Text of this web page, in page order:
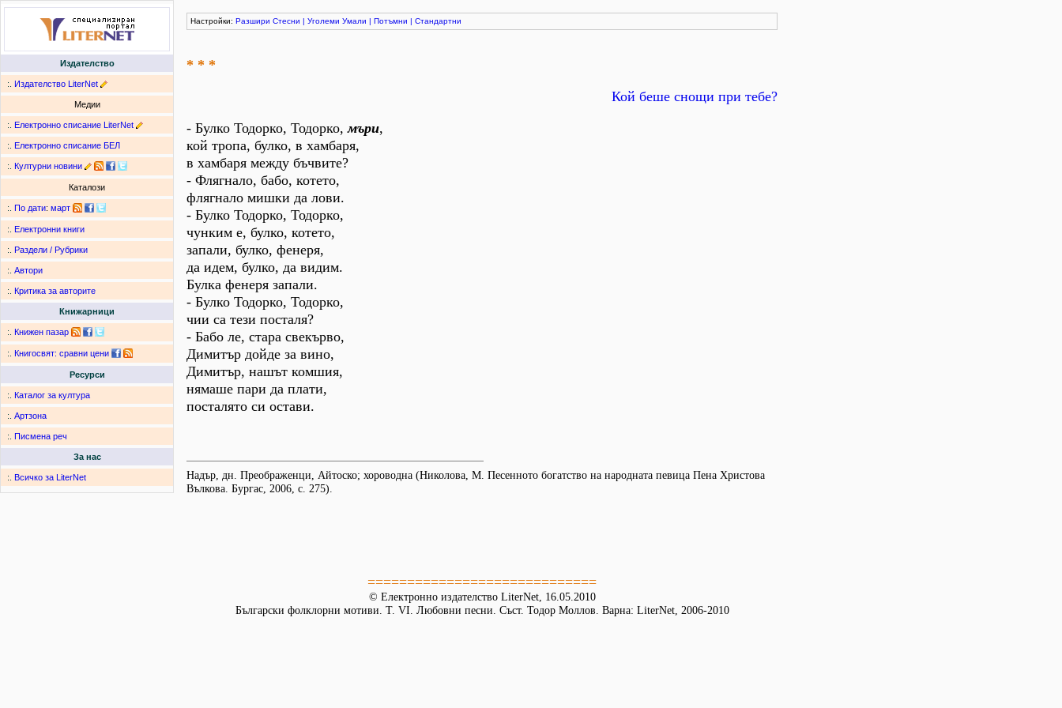
Издателство
:. Издателство LiterNet
Медии
:. Електронно списание LiterNet
:. Електронно списание БЕЛ
:. Културни новини
Каталози
:. По дати: март
:. Електронни книги
:. Раздели / Рубрики
:. Автори
:. Критика за авторите
Книжарници
:. Книжен пазар
:. Книгосвят: сравни цени
Ресурси
:. Каталог за култура
:. Артзона
:. Писмена реч
За нас
:. Всичко за LiterNet
Настройки: Разшири Стесни | Уголеми Умали | Потъмни | Стандартни
* * *
Кой беше снощи при тебе?
- Булко Тодорко, Тодорко,мъри,
кой тропа, булко, в хамбаря,
в хамбаря между бъчвите?
- Флягнало, бабо, котето,
флягнало мишки да лови.
- Булко Тодорко, Тодорко,
чунким е, булко, котето,
запали, булко, фенеря,
да идем, булко, да видим.
Булка фенеря запали.
- Булко Тодорко, Тодорко,
чии са тези посталя?
- Бабо ле, стара свекърво,
Димитър дойде за вино,
Димитър, нашът комшия,
нямаше пари да плати,
посталято си остави.
Надър, дн. Преображенци, Айтоско; хороводна (Николова, М. Песенното богатство на народната певица Пена Христова
Вълкова. Бургас, 2006, с. 275).
=============================
© Електронно издателство LiterNet, 16.05.2010
Български фолклорни мотиви. Т. VI. Любовни песни. Съст. Тодор Моллов. Варна: LiterNet, 2006-2010